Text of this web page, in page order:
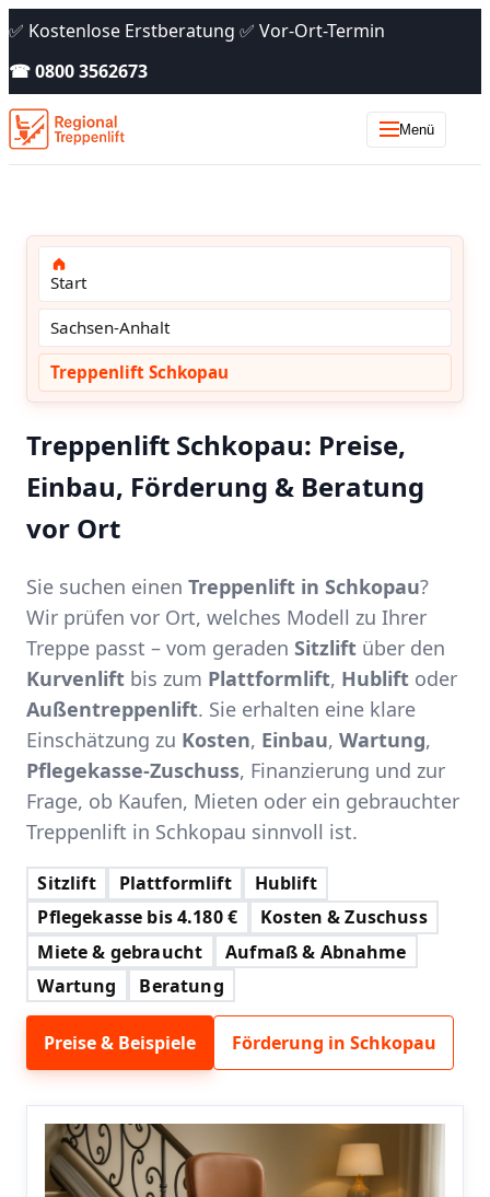
✅ Kostenlose Erstberatung ✅ Vor-Ort-Termin
☎ 0800 3562673
Menü
Start
Sachsen-Anhalt
Treppenlift Schkopau
Treppenlift Schkopau: Preise,
Einbau, Förderung & Beratung
vor Ort
Sie suchen einen Treppenlift in Schkopau?
Wir prüfen vor Ort, welches Modell zu Ihrer
Treppe passt – vom geraden Sitzlift über den
Kurvenlift bis zum Plattformlift, Hublift oder
Außentreppenlift. Sie erhalten eine klare
Einschätzung zu Kosten, Einbau, Wartung,
Pflegekasse-Zuschuss, Finanzierung und zur
Frage, ob Kaufen, Mieten oder ein gebrauchter
Treppenlift in Schkopau sinnvoll ist.
Sitzlift Plattformlift
Hublift
Pflegekasse bis 4.180 €
Kosten & Zuschuss
Miete & gebraucht
Aufmaß & Abnahme
Wartung
Beratung
Preise & Beispiele Förderung in Schkopau